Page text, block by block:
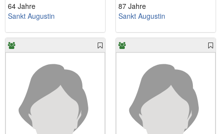
64 Jahre
Sankt Augustin
87 Jahre
Sankt Augustin